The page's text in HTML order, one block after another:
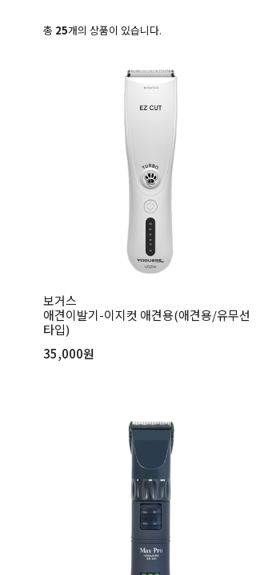
총 25개의 상품이 있습니다.
보거스
애견이발기-이지컷 애견용(애견용/유무선
타입)
35,000원